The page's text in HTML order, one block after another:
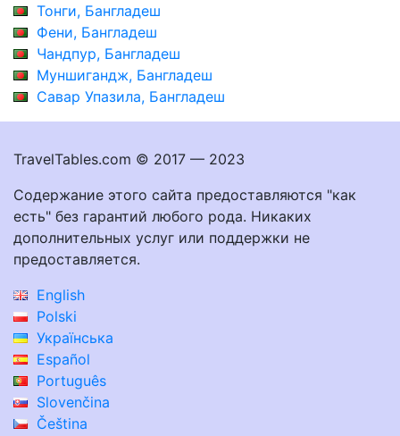
Тонги, Бангладеш
Фени, Бангладеш
Чандпур, Бангладеш
Муншигандж, Бангладеш
Савар Упазила, Бангладеш
TravelTables.com © 2017 — 2023
Содержание этого сайта предоставляются "как
есть" без гарантий любого рода. Никаких
дополнительных услуг или поддержки не
предоставляется.
English
Polski
Українська
Español
Português
Slovenčina
Čeština